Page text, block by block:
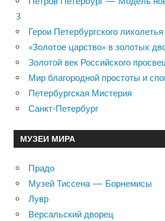
3
Герои Петербургского лихолетья
«Золотое царство» в золотых
Золотой век Российского
Мир благородной простоты и
Петербургская Мистерия
Санкт-Петербург
МУЗЕИ МИРА
Прадо
Музей Тиссена — Борнемисы
Лувр
Версальский дворец